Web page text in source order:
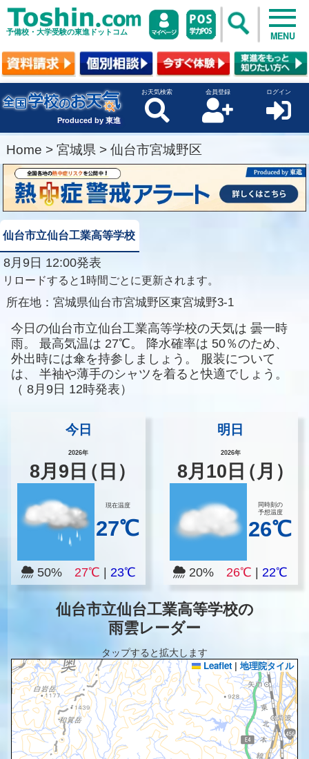
予備校・大学受験の東進ドットコム MENU
Produced by 東進
お天気検索 会員登録 ログイン
Home > 宮城県 > 仙台市宮城野区
仙台市立仙台工業高等学校
8月9日 12:00発表
リロードすると1時間ごとに更新されます。
所在地： 宮城県仙台市宮城野区東宮城野3-1
今日の仙台市立仙台工業高等学校の天気は 曇一時
雨。
最高気温は 27℃。 降水確率は 50％のため、
外出時には傘を持参しましょう。
服装について
は、
半袖や薄手のシャツを着ると快適でしょう。
（ 8月9日 12時発表）
今日
2026年
8月 9 日（日）
現在温度
27℃
50% 27℃ 23℃
明日
2026年
8月 10 日（月）
同時刻の
予想温度
26℃
20% 26℃ |22℃
仙台市立仙台工業高等学校の
雨雲レーダー
タップすると拡大します
Leaflet | 地理院タイル